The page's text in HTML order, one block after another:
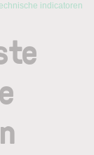
indicatoren